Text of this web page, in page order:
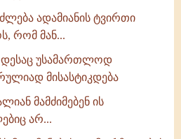
ადამიანის ტვირთი
რომ მან...
უსამართლოდ
მისასტიკდება
მამძიმებენ ის
არ...